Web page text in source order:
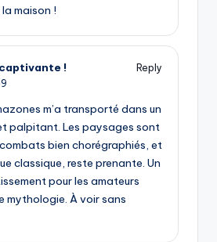
maison !
!
Reply
m’a transporté dans un
palpitant. Les paysages sont
bien chorégraphiés, et
classique, reste prenante. Un
pour les amateurs
mythologie. À voir sans